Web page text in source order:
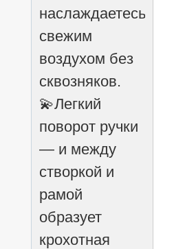
наслаждаетесь
свежим
воздухом без
сквозняков.
💫Легкий
поворот ручки
— и между
створкой и
рамой
образует
крохотная